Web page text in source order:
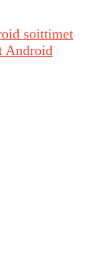
soittimet
Android